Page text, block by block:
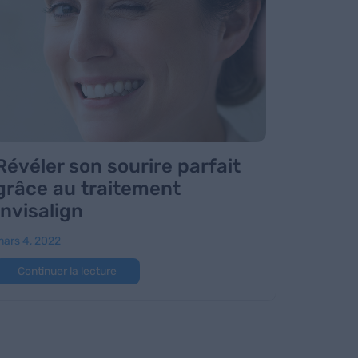
son sourire parfait
au traitement
4, 2022
Continuer la lecture